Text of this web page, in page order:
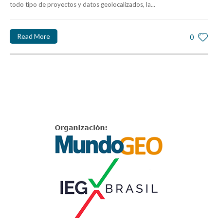
todo tipo de proyectos y datos geolocalizados, la...
0
Read More